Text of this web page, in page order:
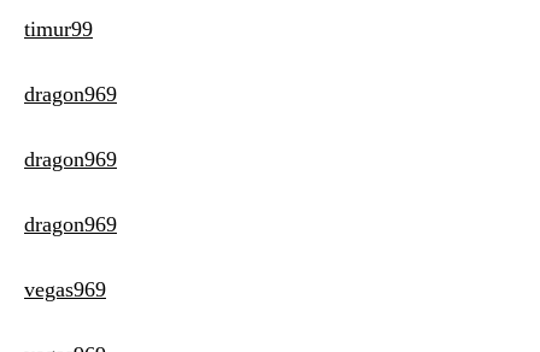
timur99
dragon969
dragon969
dragon969
vegas969